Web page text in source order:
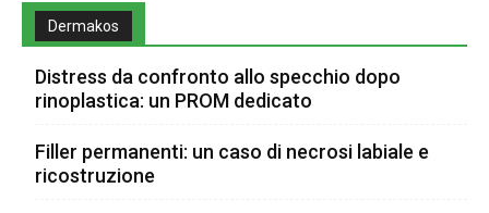
Dermakos
Distress da confronto allo specchio dopo
rinoplastica: un PROM dedicato
Filler permanenti: un caso di necrosi labiale e
ricostruzione